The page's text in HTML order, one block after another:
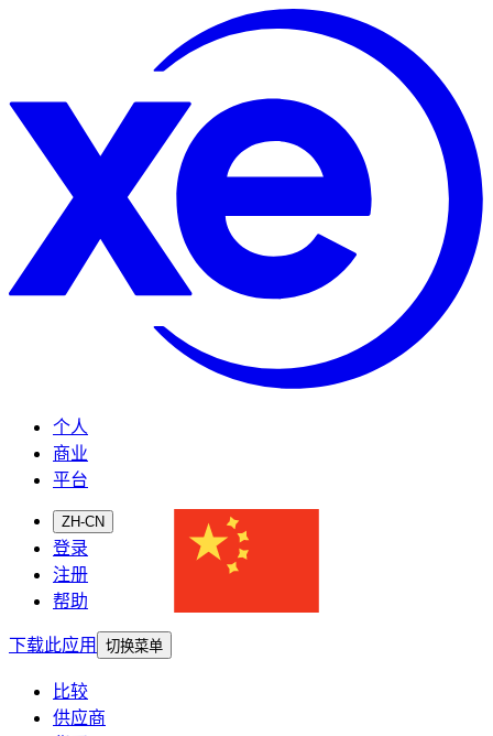
个人
商业
平台
ZH-CN
登录
注册
帮助
下载此应用
切换菜单
比较
供应商